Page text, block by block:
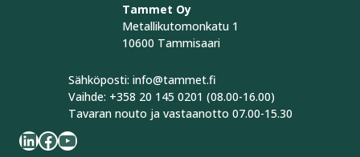
Tammet Oy
Metallikutomonkatu 1
10600 Tammisaari
Sähköposti: info@tammet.fi
Vaihde: +358 20 145 0201 (08.00-16.00)
Tavaran nouto ja vastaanotto 07.00-15.30
LinkedIn Facebook YouTube